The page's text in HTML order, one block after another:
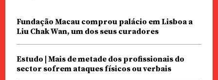
Fundação Macau comprou palácio em Lisboa a
Liu Chak Wan, um dos seus curadores
Estudo | Mais de metade dos profissionais do
sector sofrem ataques físicos ou verbais